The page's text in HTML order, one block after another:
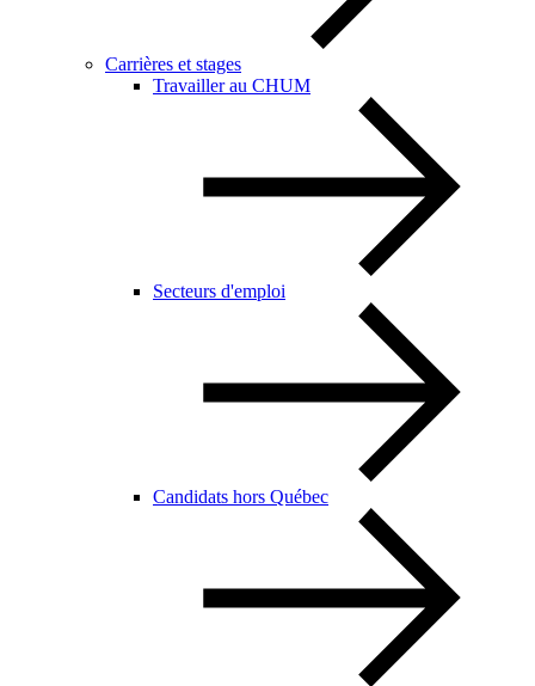
Carrières et stages
Travailler au CHUM
Secteurs d'emploi
Candidats hors Québec